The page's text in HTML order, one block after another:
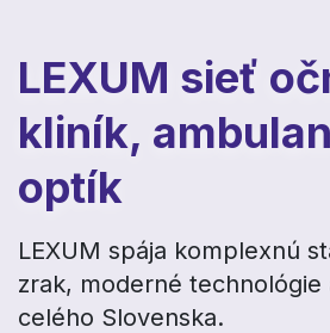
LEXUM sieť
kliník,
optík
LEXUM spája komplexnú
zrak, moderné
celého Slovenska.